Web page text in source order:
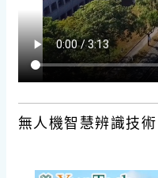
無人機智慧辨識技